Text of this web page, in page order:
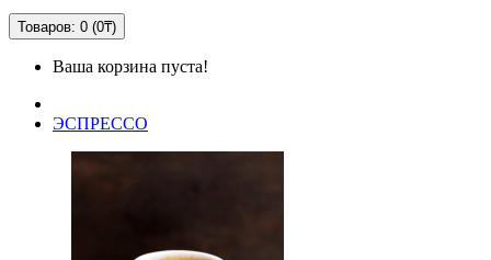
Товаров: 0 (0₸)
Ваша корзина пуста!
ЭСПРЕССО